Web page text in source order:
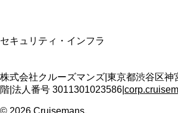
セキュリティ・インフラ
株式会社クルーズマンズ 東京都渋谷区神
階 法人番号 3011301023586
© 2026 Cruisemans.